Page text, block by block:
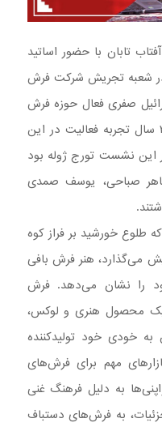
تابان با حضور اساتید
دستباف در تاریخ ۵ مهر ۱۴۰۳ در شعبه تجریش شرکت فرش
صفری فعال حوزه فرش
دستباف ایرانی در کشور ژاپن با ۳۵ سال تجربه فعالیت در این
این نشست تورج ژوله بود
صباحی، یوسف صمدی
طلوع خورشید بر فراز کوه
می‌گذارد، هنر فرش بافی
را نشان می‌دهد. فرش
یک محصول هنری و لوکس،
خودی خود تولیدکننده
مهم برای فرش‌های
به دلیل فرهنگ غنی
به فرش‌های دستباف